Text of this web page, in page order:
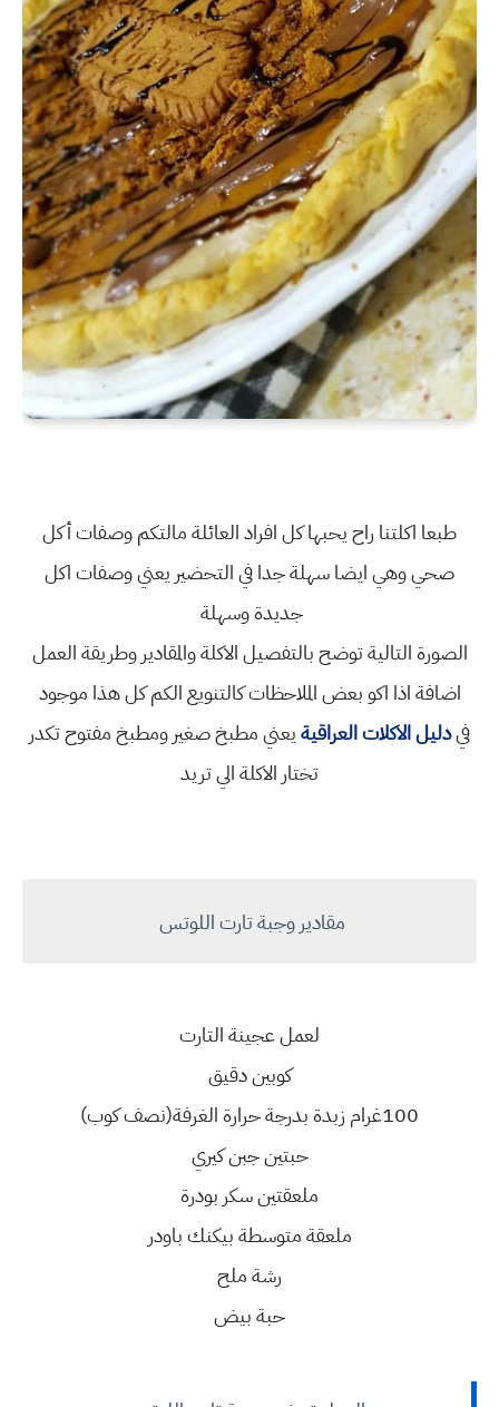
طبعا اكلتنا راح يحبها كل افراد العائلة مالتكموصفات أكل
صحيوهي ايضا سهلة جدا في التحضير يعنيوصفات اكل
جديدة وسهلة
الصورة التالية توضح بالتفصيل الاكلة والمقادير وطريقة العمل
اضافة اذا اكو بعض الملاحظات كالتنويع الكم كل هذا موجود
فيدليل الاكلات العراقيةيعنيمطبخ صغير ومطبخ مفتوح تكدر
تختار الاكلة الي تريد
مقادير وجبة تارت اللوتس
لعمل عجينة التارت
كوبين دقيق
100غرام زبدة بدرجة حرارة الغرفة(نصف كوب)
حبتين جبن كيري
ملعقتين سكر بودرة
ملعقة متوسطة بيكنك باودر
رشة ملح
حبة بيض